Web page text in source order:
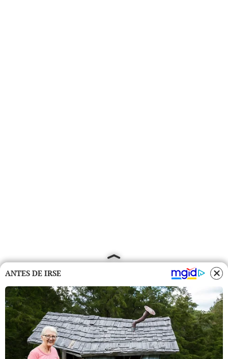
ANTES DE IRSE